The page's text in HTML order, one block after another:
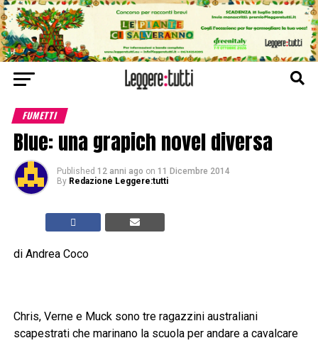
FUMETTI
Blue: una grapich novel diversa
Published 12 anni ago on 11 Dicembre 2014
By Redazione Leggere:tutti
di Andrea Coco
Chris, Verne e Muck sono tre ragazzini australiani
scapestrati che marinano la scuola per andare a cavalcare